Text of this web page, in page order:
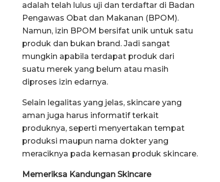
adalah telah lulus uji dan terdaftar di Badan
Pengawas Obat dan Makanan (BPOM).
Namun, izin BPOM bersifat unik untuk satu
produk dan bukan brand. Jadi sangat
mungkin apabila terdapat produk dari
suatu merek yang belum atau masih
diproses izin edarnya.
Selain legalitas yang jelas, skincare yang
aman juga harus informatif terkait
produknya, seperti menyertakan tempat
produksi maupun nama dokter yang
meraciknya pada kemasan produk skincare.
Memeriksa Kandungan Skincare